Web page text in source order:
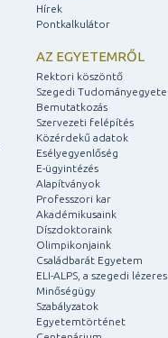
Hírek
Pontkalkulátor
AZ EGYETEMRŐL
Rektori köszöntő
Szegedi
Bemutatkozás
Szervezeti felépítés
Közérdekű adatok
Esélyegyenlőség
E-ügyintézés
Alapítványok
Professzori kar
Akadémikusaink
Díszdoktoraink
Olimpikonjaink
Családbarát Egyetem
ELI-ALPS, a szegedi
Minőségügy
Szabályzatok
Egyetemtörténet